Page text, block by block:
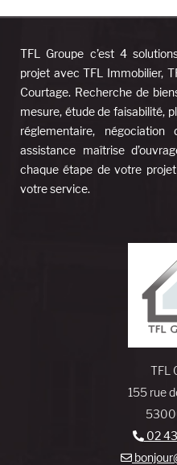
TFL Groupe c’est 4
projet avec TFL Immobilier,
Courtage. Recherche de
mesure, étude de faisabilité,
réglementaire,
assistance maîtrise
chaque étape de votre
votre service.
TFL
155 rue
02